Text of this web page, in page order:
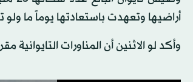
أراضيها وتعهدت باستعادتها يوماً ما
وأكد لو الاثنين أن المناورات